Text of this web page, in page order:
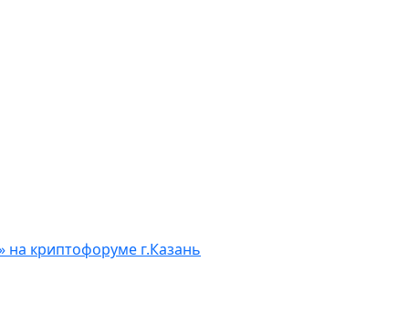
на криптофоруме г.Казань